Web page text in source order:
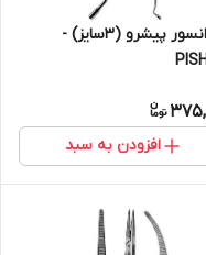
کندانسور پیشرو (۳سایز) -
افزودن به سبد